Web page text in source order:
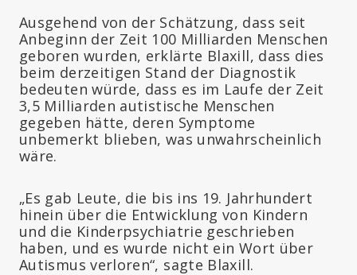
Ausgehend von der Schätzung, dass seit
Anbeginn der Zeit 100 Milliarden Menschen
geboren wurden, erklärte Blaxill, dass dies
beim derzeitigen Stand der Diagnostik
bedeuten würde, dass es im Laufe der Zeit
3,5 Milliarden autistische Menschen
gegeben hätte, deren Symptome
unbemerkt blieben, was unwahrscheinlich
wäre.
„Es gab Leute, die bis ins 19. Jahrhundert
hinein über die Entwicklung von Kindern
und die Kinderpsychiatrie geschrieben
haben, und es wurde nicht ein Wort über
Autismus verloren“, sagte Blaxill.